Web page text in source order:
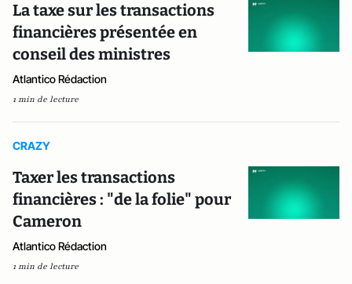
La taxe sur les transactions
financières présentée en
conseil des ministres
Atlantico Rédaction
1 min de lecture
CRAZY
Taxer les transactions
financières : "de la folie" pour
Cameron
Atlantico Rédaction
1 min de lecture